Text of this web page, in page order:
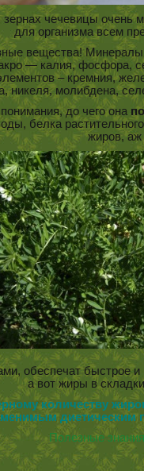
чечевицы очень
для организма всем
вещества!
— калия, фосфора,
– кремния,
никеля, молибдена,
до чего она
белка
жиров, аж
обеспечат быстрое
а вот жиры в
количеству
диетическим
Полезные